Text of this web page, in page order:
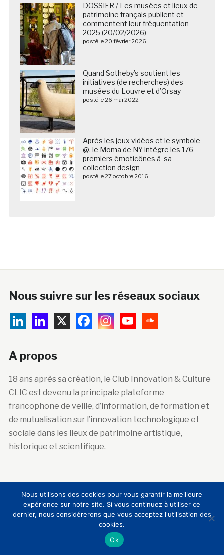
DOSSIER / Les musées et lieux de
patrimoine français publient et
commentent leur fréquentation
2025 (20/02/2026)
posté le 20 février 2026
Quand Sotheby’s soutient les
initiatives (de recherches) des
musées du Louvre et d’Orsay
posté le 26 mai 2022
Après les jeux vidéos et le symbole
@, le Moma de NY intègre les 176
premiers émoticônes à sa
collection design
posté le 27 octobre 2016
Nous suivre sur les réseaux sociaux
A propos
18 ans après sa création, le Club Innovation & Culture
CLIC est devenu la principale plateforme
francophone de veille, d’information, de formation et
de mutualisation sur l’innovation technologique et
sociale dans les lieux de patrimoine artistique,
historique et scientifique.
Courriel :
Nous utilisons des cookies pour vous garantir la meilleure
expérience sur notre site. Si vous continuez à utiliser ce
dernier, nous considérerons que vous acceptez l'utilisation des
cookies.
Ok